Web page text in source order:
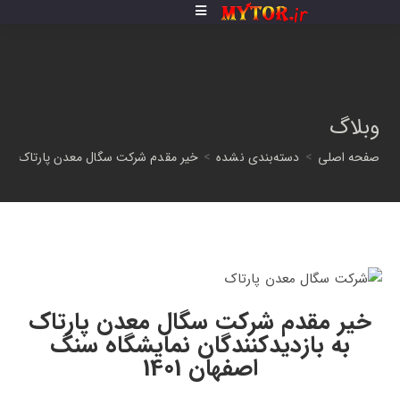
وبلاگ
صفحه اصلی > دسته‌بندی نشده > خیر مقدم شرکت سگال معدن پارتاک به
خیر مقدم شرکت سگال معدن پارتاک
به بازدیدکنندگان نمایشگاه سنگ
اصفهان 1401